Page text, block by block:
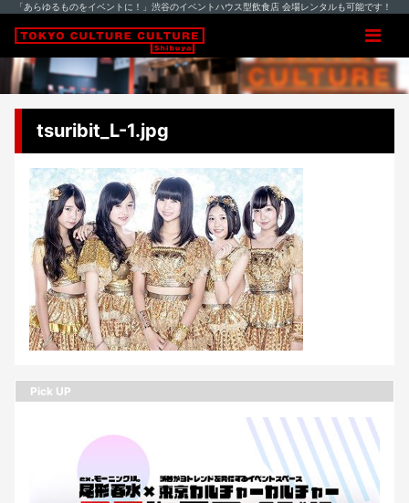
「あらゆるものをイベントに！」渋谷のイベントハウス型飲食店 会場レンタルも可能です！
tsuribit_L-1.jpg
Pick UP